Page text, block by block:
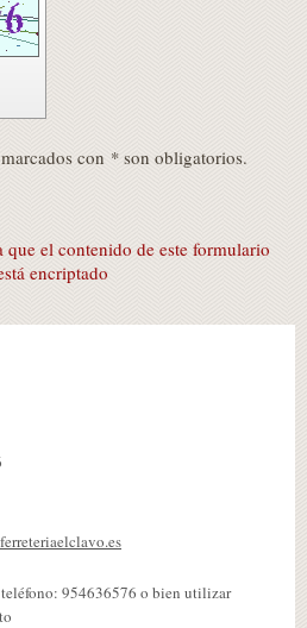
con * son obligatorios.
que el contenido de este formulario
encriptado
954636576 o bien utilizar